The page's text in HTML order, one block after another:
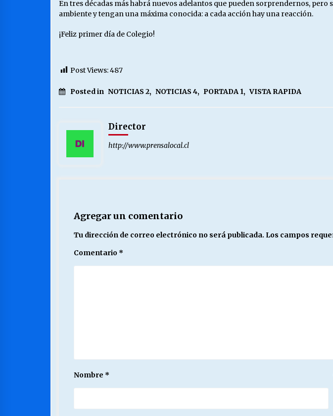
En tres décadas más habrá nuevos adelantos que pueden sorprendernos,
ambiente y tengan una máxima conocida: a cada acción hay una reacción.
¡Feliz primer día de Colegio!
Post Views:487
Posted in NOTICIAS 2, NOTICIAS 4, PORTADA 1, VISTA RAPIDA
Director
http://www.prensalocal.cl
Agregar un comentario
Tu dirección de correo electrónico no será publicada. Los campos
Comentario *
Nombre *